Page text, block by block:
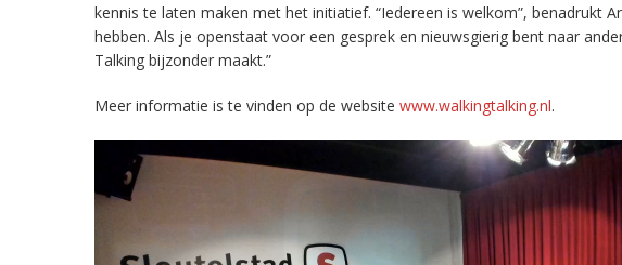
kennis te laten maken met het initiatief. “Iedereen is welkom”, benadrukt
hebben. Als je openstaat voor een gesprek en nieuwsgierig bent naar
Talking bijzonder maakt.”
Meer informatie is te vinden op de website www.walkingtalking.nl.
Videospeler